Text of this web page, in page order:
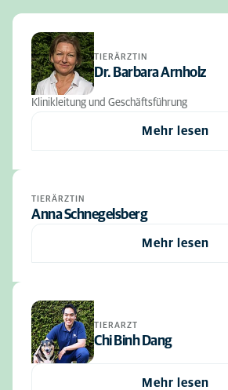
TIERÄRZTIN
Dr. Barbara Arnholz
Klinikleitung und Geschäftsführung
Mehr lesen
TIERÄRZTIN
Anna Schnegelsberg
Mehr lesen
TIERARZT
Chi Binh Dang
Mehr lesen